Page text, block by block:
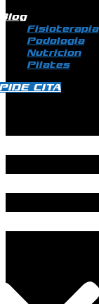
Fisioterapia
Podologia
Nutricion
Pilates
CITA